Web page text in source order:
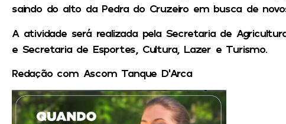
saindo do alto da Pedra do Cruzeiro em busca de
A atividade será realizada pela Secretaria de
e Secretaria de Esportes, Cultura, Lazer e Turismo.
Redação com Ascom Tanque D’Arca